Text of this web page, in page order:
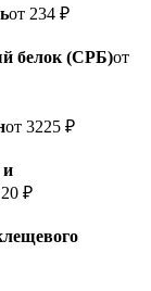
от 234 ₽
белок (СРБ)от
от 3225 ₽
и
₽